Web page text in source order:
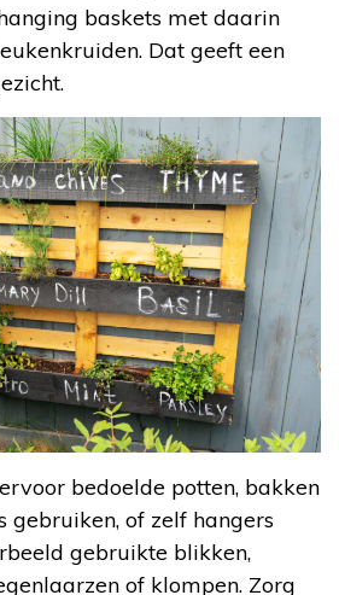
baskets met daarin
Dat geeft een
bedoelde potten, bakken
gebruiken, of zelf hangers
gebruikte blikken,
of klompen. Zorg